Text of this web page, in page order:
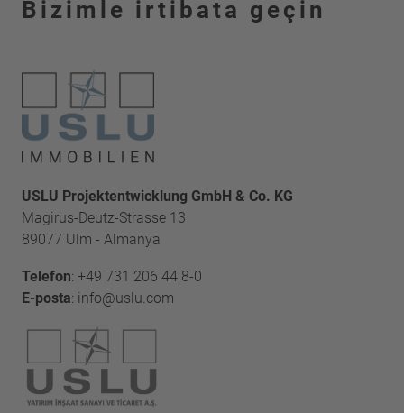
Bizimle irtibata geçin
USLU Projektentwicklung GmbH & Co. KG
Magirus-Deutz-Strasse 13
89077 Ulm - Almanya
Telefon: +49 731 206 44 8-0
E-posta: info@uslu.com